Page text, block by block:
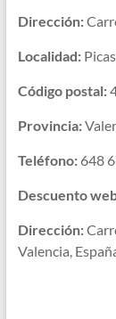
Dirección:
Localidad:
Código postal:
Provincia:
Teléfono:648
Descuento
Dirección:
Valencia,